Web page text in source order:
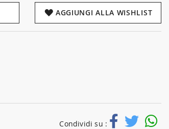
AGGIUNGI ALLA WISHLIST
Condividi su :